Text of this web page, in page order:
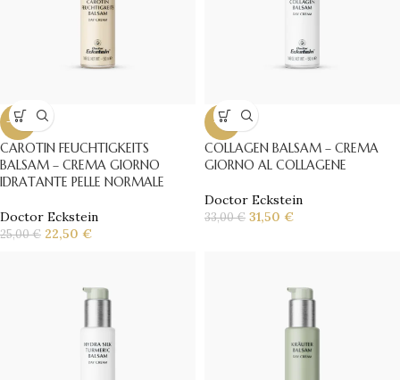
-10%
CAROTIN FEUCHTIGKEITS
BALSAM – CREMA GIORNO
IDRATANTE PELLE NORMALE
Doctor Eckstein
25,00€ 22,50 €
-5%
COLLAGEN BALSAM – CREMA
GIORNO AL COLLAGENE
Doctor Eckstein
33,00€ 31,50 €